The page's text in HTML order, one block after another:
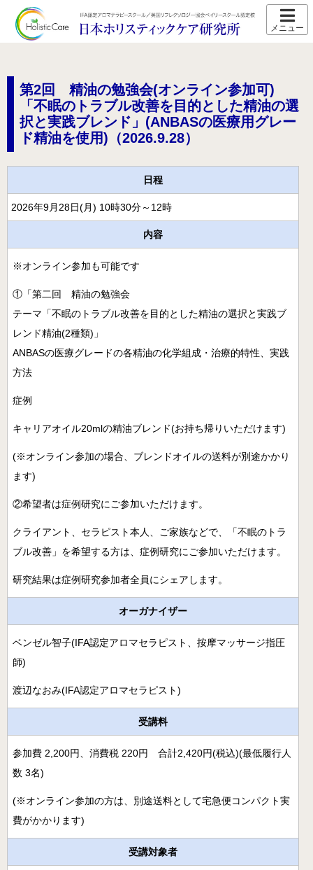
第2回 精油の勉強会(オンライン参加可)
「不眠のトラブル改善を目的とした精油の選
択と実践ブレンド」(ANBASの医療用グレー
ド精油を使用)（2026.9.28）
日程
2026年9月28日(月) 10時30分～12時
内容
※オンライン参加も可能です
①「第二回 精油の勉強会
テーマ「不眠のトラブル改善を目的とした精油の選択と実践ブ
レンド精油(2種類)」
ANBASの医療グレードの各精油の化学組成・治療的特性、実践
方法
症例
キャリアオイル20mlの精油ブレンド(お持ち帰りいただけます)
(※オンライン参加の場合、ブレンドオイルの送料が別途かかり
ます)
②希望者は症例研究にご参加いただけます。
クライアント、セラピスト本人、ご家族などで、「不眠のトラ
ブル改善」を希望する方は、症例研究にご参加いただけます。
研究結果は症例研究参加者全員にシェアします。
オーガナイザー
ベンゼル智子(IFA認定アロマセラピスト、按摩マッサージ指圧
師)
渡辺なおみ(IFA認定アロマセラピスト)
受講料
参加費 2,200円、消費税 220円 合計2,420円(税込)(最低履行人
数 3名)
(※オンライン参加の方は、別途送料として宅急便コンパクト実
費がかかります)
受講対象者
当校の特長
卒業生の声
スクール通信
IFA認定 メディカルアロマテラピーコース【2026年5月開
月開講】
ース
メディカルアロマとは
卒業生の活動
医療福祉現場のアロマ
卒業生の医療福祉への導入例
病院のアロマ施術日誌